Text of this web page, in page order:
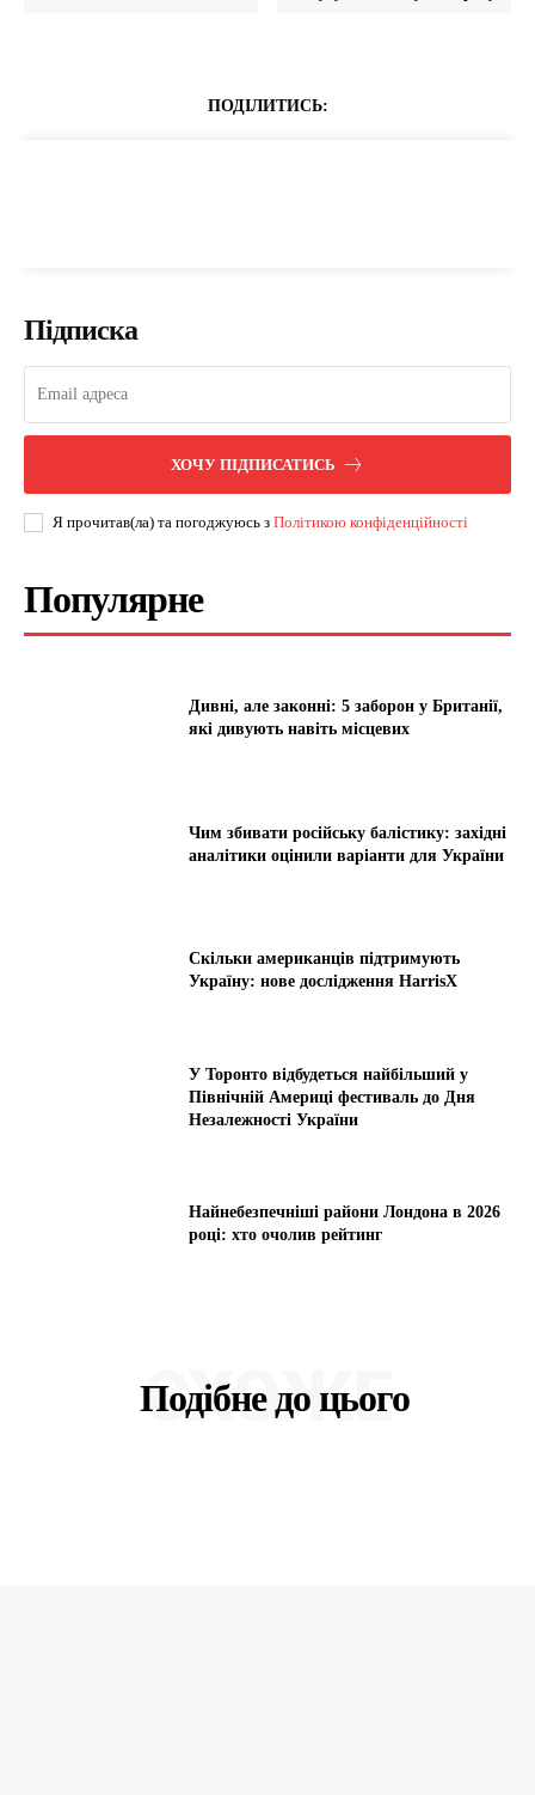
ПОДІЛИТИСЬ:
Підписка
ХОЧУ ПІДПИСАТИСЬ
Я прочитав(ла) та погоджуюсь з Політикою конфіденційності
Популярне
Дивні, але законні: 5 заборон у Британії,
які дивують навіть місцевих
Чим збивати російську балістику: західні
аналітики оцінили варіанти для України
Скільки американців підтримують
Україну: нове дослідження HarrisX
У Торонто відбудеться найбільший у
Північній Америці фестиваль до Дня
Незалежності України
Найнебезпечніші райони Лондона в 2026
році: хто очолив рейтинг
Подібне до цього
СХОЖЕ